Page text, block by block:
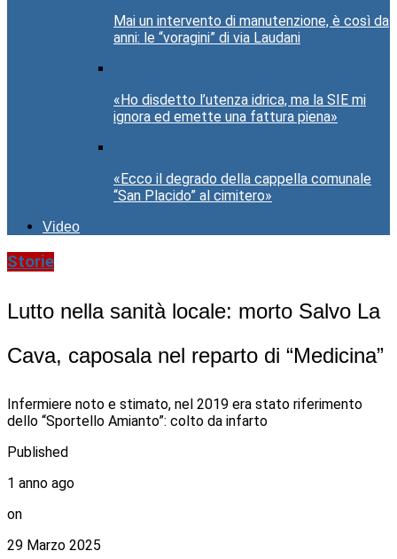
Mai un intervento di manutenzione, è così da
anni: le “voragini” di via Laudani
«Ho disdetto l’utenza idrica, ma la SIE mi
ignora ed emette una fattura piena»
«Ecco il degrado della cappella comunale
“San Placido” al cimitero»
Video
Storie
Lutto nella sanità locale: morto Salvo La
Cava, caposala nel reparto di “Medicina”
Infermiere noto e stimato, nel 2019 era stato riferimento
dello “Sportello Amianto”: colto da infarto
Published
1 anno ago
on
29 Marzo 2025